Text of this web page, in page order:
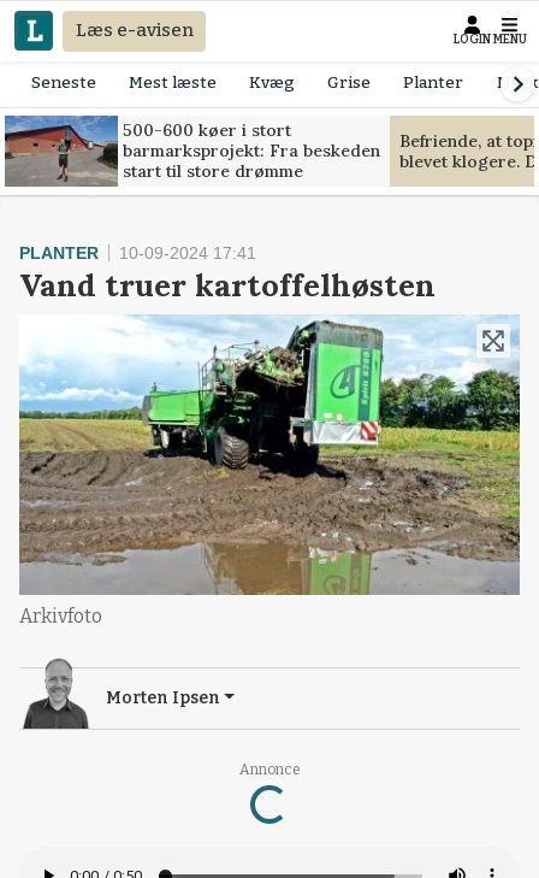
Læs e-avisen LOGIN MENU
Seneste Mest læste Kvæg Grise Planter
500-600 køer i stort
barmarksprojekt: Fra beskeden
start til store drømme
Befriende, at
blevet klogere.
Annonce
Loading...
PLANTER 10-09-2024 17:41
Vand truer kartoffelhøsten
Arkivfoto
Morten Ipsen